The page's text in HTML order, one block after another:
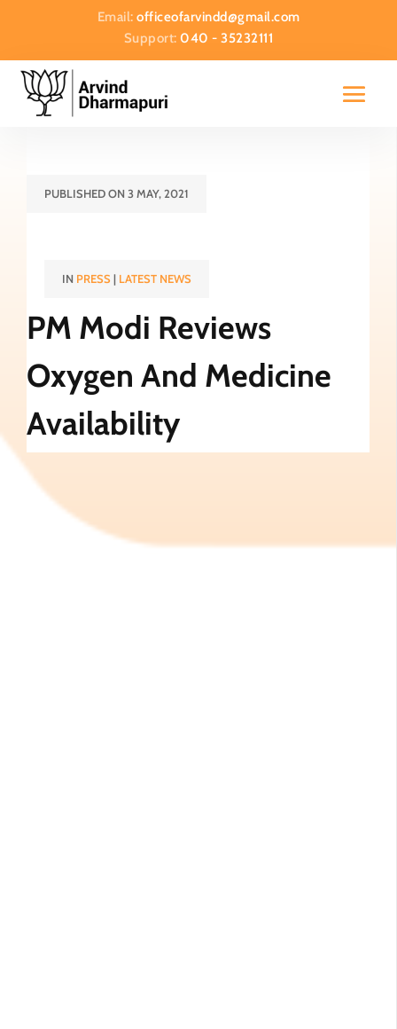
Email: officeofarvindd@gmail.com
Support:040 - 35232111
PUBLISHED ON 3 MAY, 2021
IN PRESS| LATEST NEWS
PM Modi Reviews
Oxygen And Medicine
Availability